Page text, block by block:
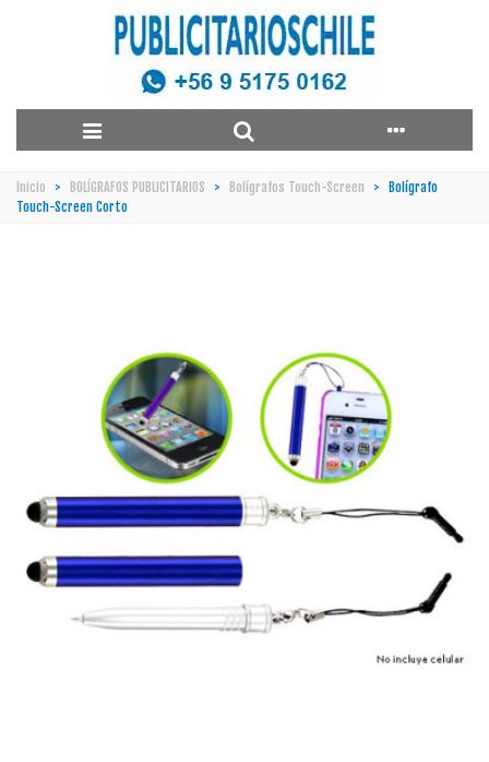
Inicio > BOLÍGRAFOS PUBLICITARIOS > Bolígrafos Touch-Screen > Bolígrafo
Touch-Screen Corto